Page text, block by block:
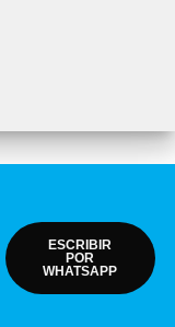
ESCRIBIR
POR
WHATSAPP